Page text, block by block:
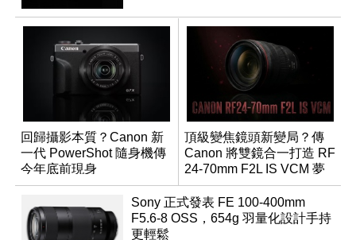
回歸攝影本質？Canon 新
一代 PowerShot 隨身機傳
今年底前現身
頂級變焦鏡頭新變局？傳
Canon 將雙鏡合一打造 RF
24-70mm F2L IS VCM 夢
幻規格
Sony 正式發表 FE 100-400mm
F5.6-8 OSS，654g 羽量化設計手持
更輕鬆